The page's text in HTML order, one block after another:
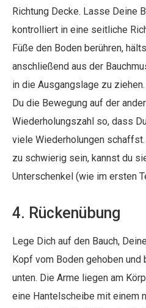
Richtung Decke. Lasse Deine
kontrolliert in eine seitliche
Füße den Boden berühren,
anschließend aus der
in die Ausgangslage zu
Du die Bewegung auf der
Wiederholungszahl so, dass
viele Wiederholungen
zu schwierig sein, kannst du
Unterschenkel (wie im ersten
4. Rückenübung
Lege Dich auf den Bauch,
Kopf vom Boden gehoben und
unten. Die Arme liegen am
eine Hantelscheibe mit einem